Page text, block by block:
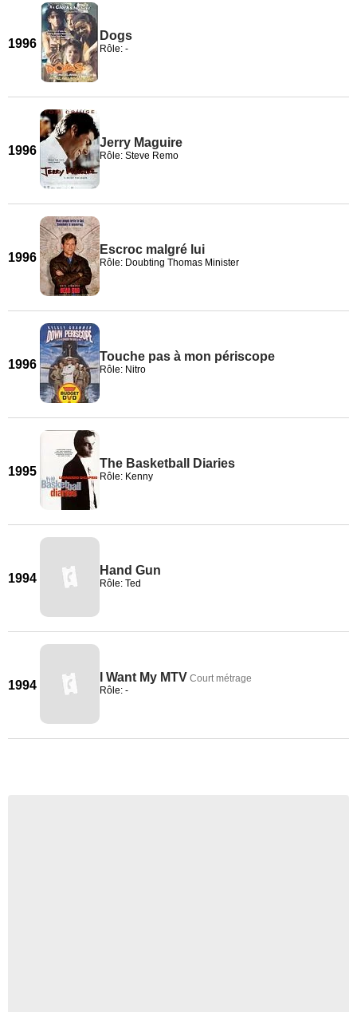
1996
Dogs
Rôle: -
1996
Jerry Maguire
Rôle: Steve Remo
1996
Escroc malgré lui
Rôle: Doubting Thomas Minister
1996
Touche pas à mon périscope
Rôle: Nitro
1995
The Basketball Diaries
Rôle: Kenny
1994
Hand Gun
Rôle: Ted
1994
I Want My MTV Court métrage
Rôle: -